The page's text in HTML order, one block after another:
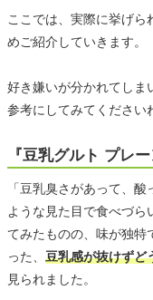
ここでは、実際に挙げら
めご紹介していきます。
好き嫌いが分かれてしま
参考にしてみてください
『豆乳グルト プレ
「豆乳臭さがあって、
ような見た目で食べづら
てみたものの、味が独特
った、 豆乳感が抜けずど
見られました。